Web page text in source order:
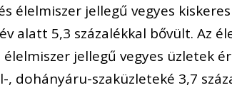
élelmiszer jellegű vegyes
alatt 5,3 százalékkal bővült. Az
élelmiszer jellegű vegyes üzletek
, dohányáru-szaküzleteké 3,7